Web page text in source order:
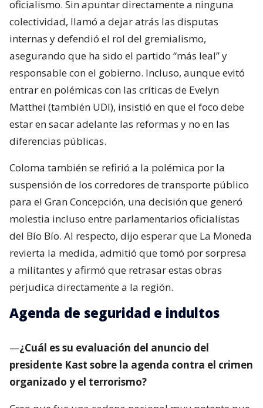
oficialismo. Sin apuntar directamente a ninguna
colectividad, llamó a dejar atrás las disputas
internas y defendió el rol del gremialismo,
asegurando que ha sido el partido “más leal” y
responsable con el gobierno. Incluso, aunque evitó
entrar en polémicas con las críticas de Evelyn
Matthei (también UDI), insistió en que el foco debe
estar en sacar adelante las reformas y no en las
diferencias públicas.
Coloma también se refirió a la polémica por la
suspensión de los corredores de transporte público
para el Gran Concepción, una decisión que generó
molestia incluso entre parlamentarios oficialistas
del Bío Bío. Al respecto, dijo esperar que La Moneda
revierta la medida, admitió que tomó por sorpresa
a militantes y afirmó que retrasar estas obras
perjudica directamente a la región.
Agenda de seguridad e indultos
—¿Cuál es su evaluación del anuncio del
presidente Kast sobre la agenda contra el crimen
organizado y el terrorismo?